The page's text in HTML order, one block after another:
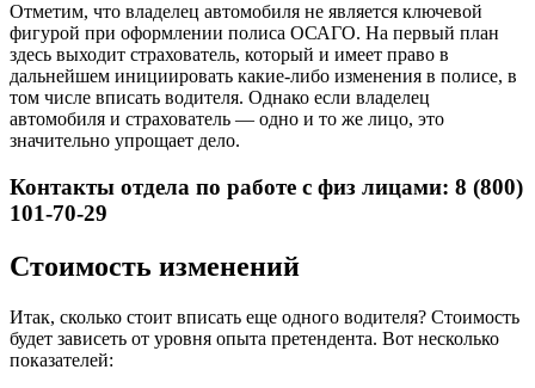
Отметим, что владелец автомобиля не является ключевой
фигурой при оформлении полиса ОСАГО. На первый план
здесь выходит страхователь, который и имеет право в
дальнейшем инициировать какие-либо изменения в полисе, в
том числе вписать водителя. Однако если владелец
автомобиля и страхователь — одно и то же лицо, это
значительно упрощает дело.
Контакты отдела по работе с физ лицами: 8 (800)
101-70-29
Стоимость изменений
Итак, сколько стоит вписать еще одного водителя? Стоимость
будет зависеть от уровня опыта претендента. Вот несколько
показателей: